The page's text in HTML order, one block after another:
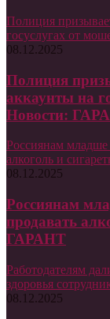
Полиция
госуслугах от
08.12.2025
Полиция
аккаунты на
Новости:
Россиянам младше
алкоголь и
08.12.2025
Россиянам
продавать
ГАРАНТ
Работодателям
здоровья
08.12.2025